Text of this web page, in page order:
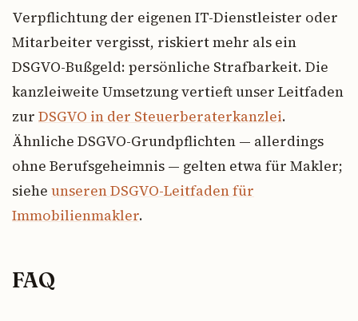
Verpflichtung der eigenen IT-Dienstleister oder
Mitarbeiter vergisst, riskiert mehr als ein
DSGVO-Bußgeld: persönliche Strafbarkeit. Die
kanzleiweite Umsetzung vertieft unser Leitfaden
zur DSGVO in der Steuerberaterkanzlei.
Ähnliche DSGVO-Grundpflichten — allerdings
ohne Berufsgeheimnis — gelten etwa für Makler;
siehe unseren DSGVO-Leitfaden für
Immobilienmakler.
FAQ